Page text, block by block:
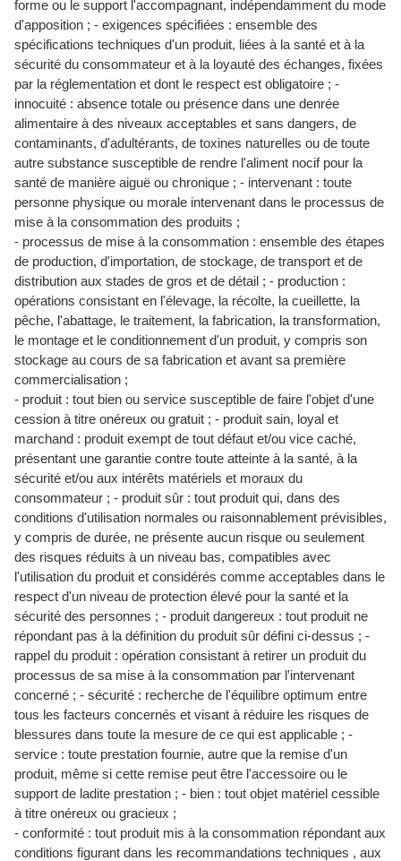
forme ou le support l'accompagnant, indépendamment du mode
d'apposition ; - exigences spécifiées : ensemble des
spécifications techniques d'un produit, liées à la santé et à la
sécurité du consommateur et à la loyauté des échanges, fixées
par la réglementation et dont le respect est obligatoire ; -
innocuité : absence totale ou présence dans une denrée
alimentaire à des niveaux acceptables et sans dangers, de
contaminants, d'adultérants, de toxines naturelles ou de toute
autre substance susceptible de rendre l'aliment nocif pour la
santé de manière aiguë ou chronique ; - intervenant : toute
personne physique ou morale intervenant dans le processus de
mise à la consommation des produits ;
- processus de mise à la consommation : ensemble des étapes
de production, d'importation, de stockage, de transport et de
distribution aux stades de gros et de détail ; - production :
opérations consistant en l'élevage, la récolte, la cueillette, la
pêche, l'abattage, le traitement, la fabrication, la transformation,
le montage et le conditionnement d'un produit, y compris son
stockage au cours de sa fabrication et avant sa première
commercialisation ;
- produit : tout bien ou service susceptible de faire l'objet d'une
cession à titre onéreux ou gratuit ; - produit sain, loyal et
marchand : produit exempt de tout défaut et/ou vice caché,
présentant une garantie contre toute atteinte à la santé, à la
sécurité et/ou aux intérêts matériels et moraux du
consommateur ; - produit sûr : tout produit qui, dans des
conditions d'utilisation normales ou raisonnablement prévisibles,
y compris de durée, ne présente aucun risque ou seulement
des risques réduits à un niveau bas, compatibles avec
l'utilisation du produit et considérés comme acceptables dans le
respect d'un niveau de protection élevé pour la santé et la
sécurité des personnes ; - produit dangereux : tout produit ne
répondant pas à la définition du produit sûr défini ci-dessus ; -
rappel du produit : opération consistant à retirer un produit du
processus de sa mise à la consommation par l'intervenant
concerné ; - sécurité : recherche de l'équilibre optimum entre
tous les facteurs concernés et visant à réduire les risques de
blessures dans toute la mesure de ce qui est applicable ; -
service : toute prestation fournie, autre que la remise d'un
produit, même si cette remise peut être l'accessoire ou le
support de ladite prestation ; - bien : tout objet matériel cessible
à titre onéreux ou gracieux ;
- conformité : tout produit mis à la consommation répondant aux
conditions figurant dans les recommandations techniques , aux